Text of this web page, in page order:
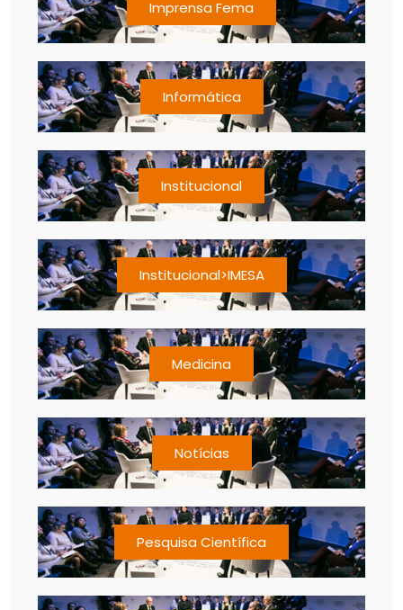
Imprensa Fema
Informática
Institucional
Institucional>IMESA
Medicina
Notícias
Pesquisa Científica